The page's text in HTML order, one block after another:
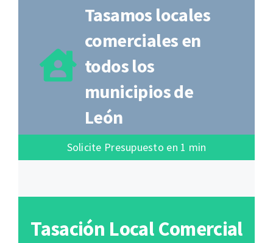
Tasamos locales
comerciales en
todos los
municipios de
León
Solicite Presupuesto en 1 min
Tasación Local Comercial